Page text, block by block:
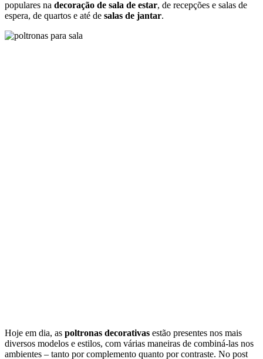
Estilo clássico